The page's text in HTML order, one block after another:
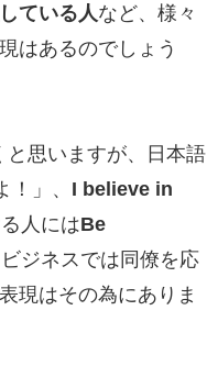
ている人など、様々
はあるのでしょう
と思いますが、日本語
！」、 I believe in
人にはBe
ジネスでは同僚を応
現はその為にありま